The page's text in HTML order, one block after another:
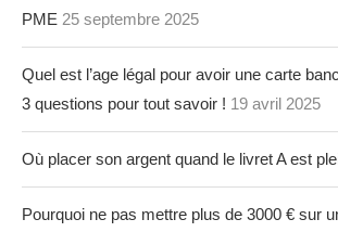
PME 25 septembre 2025
Quel est l’age légal pour avoir une carte
3 questions pour tout savoir ! 19 avril 2025
Où placer son argent quand le livret A est
Pourquoi ne pas mettre plus de 3000 € sur